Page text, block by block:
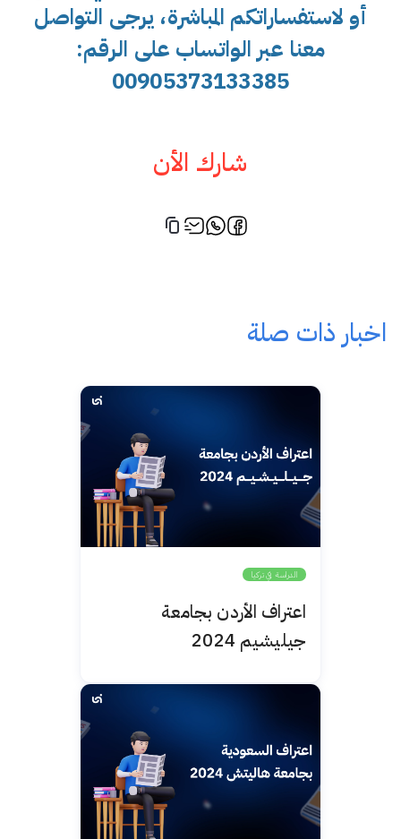
أو لاستفساراتكم المباشرة، يرجى التواصل
معنا عبر الواتساب على الرقم:
00905373133385
شارك الأن
اخبار ذات صلة
الدراسة في تركيا
اعتراف الأردن بجامعة
جيليشيم 2024